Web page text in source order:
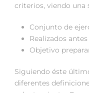
criterios, viendo una
Conjunto de
Realizados
Objetivo
Siguiendo éste
diferentes